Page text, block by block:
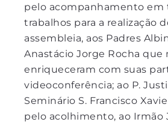
pelo acompanhamento em
trabalhos para a realização
assembleia, aos Padres
Anastácio Jorge Rocha que
enriqueceram com suas
videoconferência; ao P.
Seminário S. Francisco
pelo acolhimento, ao Irmão